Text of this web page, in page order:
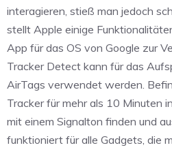
interagieren, stieß man jedoch
stellt Apple einige
App für das OS von Google zur
Tracker Detect kann für das
AirTags verwendet werden.
Tracker für mehr als 10 Minuten
mit einem Signalton finden und
funktioniert für alle Gadgets, die